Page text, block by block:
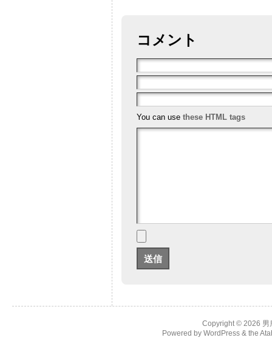
コメント
You can use these HTML tags
Copyright © 2026 男
Powered by WordPress & the